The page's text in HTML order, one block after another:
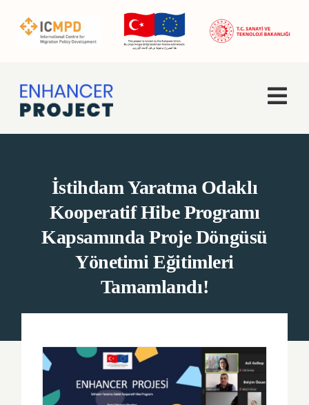
Hakkımızda
Faaliyetler
Enhancer Pro
Haberler
Basında Biz
Duyurular
İstihdam Yaratma Odaklı
Kooperatif Hibe Programı
Kapsamında Proje Döngüsü
Yönetimi Eğitimleri
Tamamlandı!